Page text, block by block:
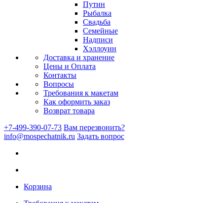
Путин
Рыбалка
Свадьба
Семейные
Надписи
Хэллоуин
Доставка и хранение
Цены и Оплата
Контакты
Вопросы
Требования к макетам
Как оформить заказ
Возврат товара
+7-499-390-07-73 Вам перезвонить?
info@mospechatnik.ru Задать вопрос
Корзина